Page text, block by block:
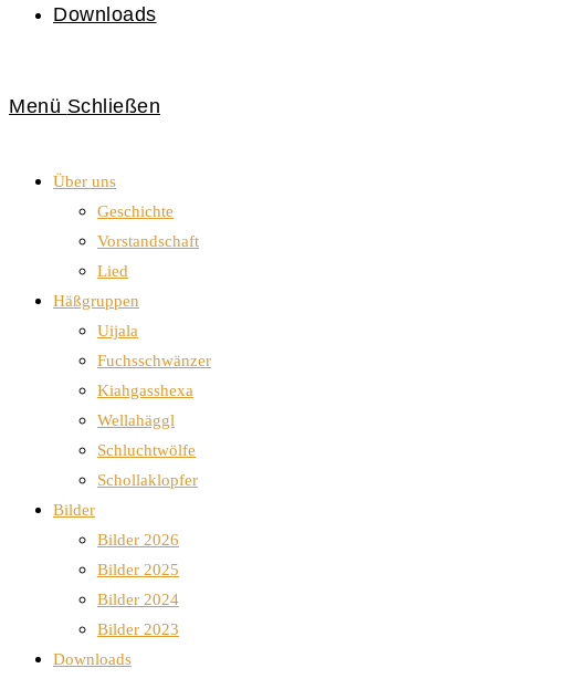
Downloads
Menü Schließen
Über uns
Geschichte
Vorstandschaft
Lied
Häßgruppen
Uijala
Fuchsschwänzer
Kiahgasshexa
Wellahäggl
Schluchtwölfe
Schollaklopfer
Bilder
Bilder 2026
Bilder 2025
Bilder 2024
Bilder 2023
Downloads